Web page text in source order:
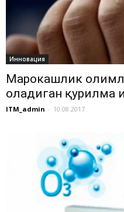
Инновация
Марокашлик
оладиган қурилма
ITM_admin - 10.08.2017